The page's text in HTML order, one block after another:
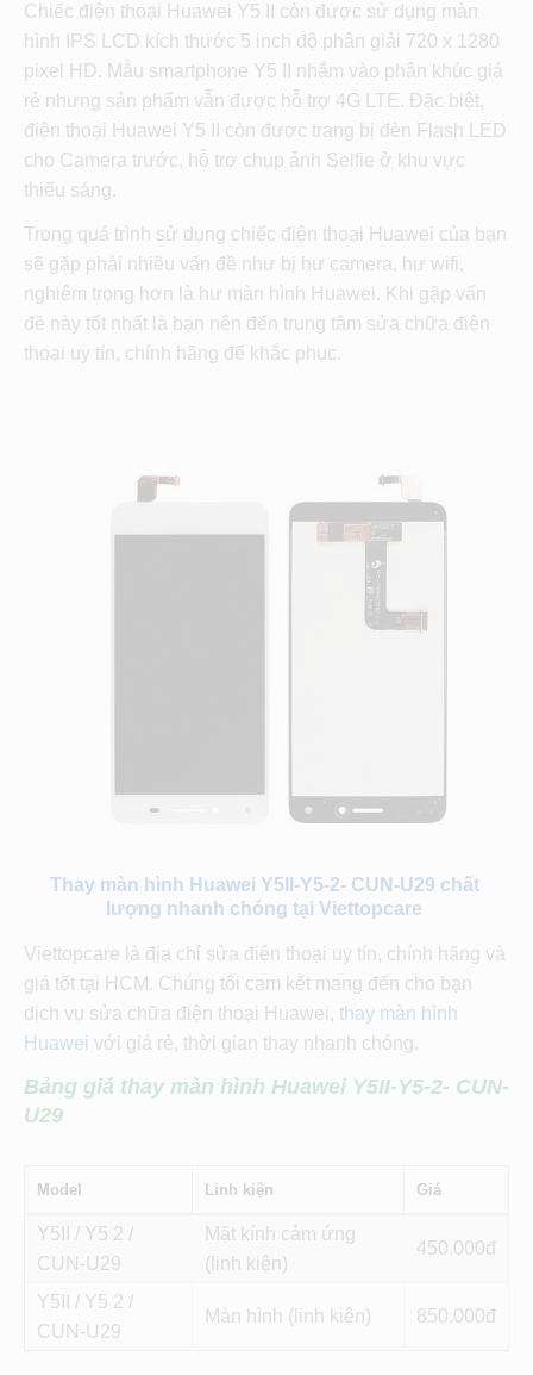
Chiếc điện thoại Huawei Y5 II còn được sử dụng màn
hình IPS LCD kích thước 5 inch độ phân giải 720 x 1280
pixel HD. Mẫu smartphone Y5 II nhắm vào phân khúc giá
rẻ nhưng sản phẩm vẫn được hỗ trợ 4G LTE. Đặc biệt,
điện thoại Huawei Y5 II còn được trang bị đèn Flash LED
cho Camera trước, hỗ trợ chụp ảnh Selfie ở khu vực
thiếu sáng.
Trong quá trình sử dụng chiếc điện thoại Huawei của bạn
sẽ gặp phải nhiều vấn đề như bị hư camera, hư wifi,
nghiêm trọng hơn là hư màn hình Huawei. Khi gặp vấn
đề này tốt nhất là bạn nên đến trung tâm sửa chữa điện
thoại uy tín, chính hãng để khắc phục.
Thay màn hình Huawei Y5II-Y5-2- CUN-U29 chất
lượng nhanh chóng tại Viettopcare
Viettopcare là địa chỉ sửa điện thoại uy tín, chính hãng và
giá tốt tại HCM. Chúng tôi cam kết mang đến cho bạn
dịch vụ sửa chữa điện thoại Huawei, thay màn hình
Huawei với giá rẻ, thời gian thay nhanh chóng.
Bảng giá thay màn hình Huawei Y5II-Y5-2- CUN-
U29
Model Linh kiện Giá
Y5II / Y5 2 /
CUN-U29
Mặt kính cảm ứng
(linh kiện)
450
Y5II / Y5 2 /
CUN-U29
Màn hình (linh kiện) 850